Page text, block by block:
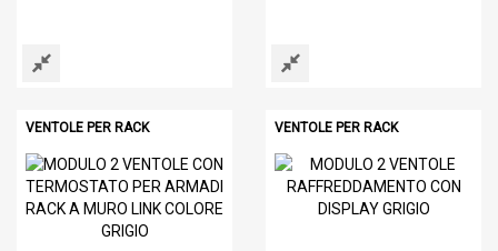
VENTOLE PER RACK VENTOLE PER RACK